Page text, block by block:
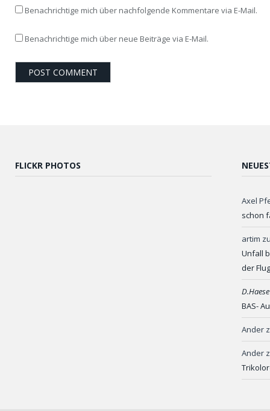
Benachrichtige mich über nachfolgende Kommentare via E-Mail.
Benachrichtige mich über neue Beiträge via E-Mail.
FLICKR PHOTOS
Axel
schon
artim
Unfall
der
BAS-
Ander
Ander